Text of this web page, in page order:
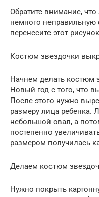
Обратите внимание,
немного
перенесите этот
Костюм звездочки
Начнем делать костюм
Новый год с того, что
После этого нужно
размеру лица ребенка.
небольшой овал, а
постепенно
размером получилась
Делаем костюм
Нужно покрыть